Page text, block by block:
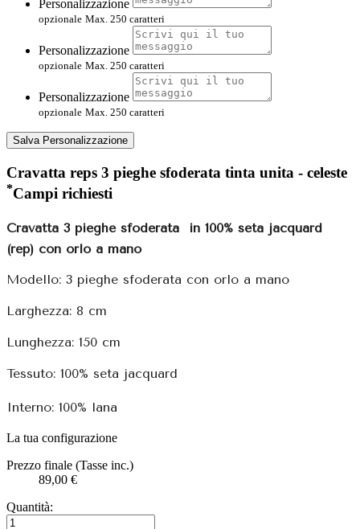
Personalizzazione
opzionale Max. 250 caratteri
Personalizzazione
opzionale Max. 250 caratteri
Personalizzazione
opzionale Max. 250 caratteri
Salva Personalizzazione
Cravatta reps 3 pieghe sfoderata tinta unita - celeste
*Campi richiesti
Cravatta 3 pieghe sfoderata
in 100% seta jacquard
(rep) con orlo a mano
Modello: 3 pieghe sfoderata con orlo a mano
Larghezza: 8 cm
Lunghezza: 150 cm
Tessuto: 100% seta jacquard
Interno: 100% lana
La tua configurazione
Prezzo finale (Tasse inc.)
89,00 €
Quantità: